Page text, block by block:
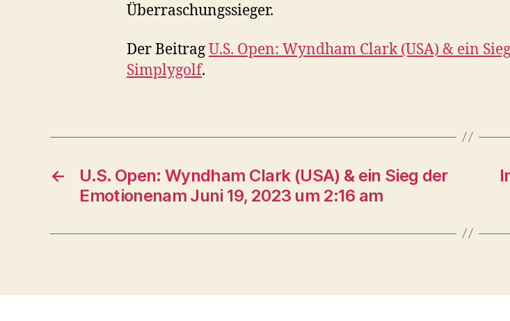
Überraschungssieger.
Der BeitragU.S. Open: Wyndham Clark (USA) & ein
Simplygolf.
←
U.S. Open: Wyndham Clark (USA) & ein Sieg der
Emotionenam Juni 19, 2023 um 2:16 am